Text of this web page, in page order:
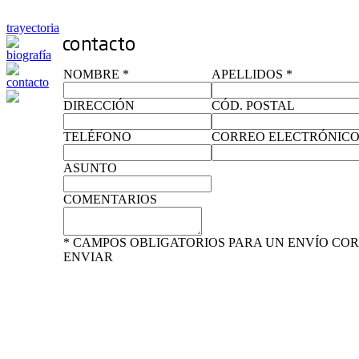
trayectoria
biografía
contacto
NOMBRE * APELLIDOS *
DIRECCIÓN CÓD. POSTAL
TELÉFONO CORREO
ASUNTO
COMENTARIOS
* CAMPOS OBLIGATORIOS PARA UN ENVÍO
ENVIAR